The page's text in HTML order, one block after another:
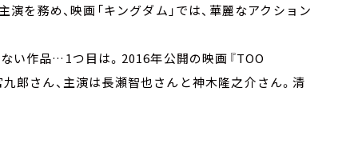
を務め、映画「キングダム」では、華麗なアクション
い作品…1つ目は。2016年公開の映画『TOO
郎さん、主演は長瀬智也さんと神木隆之介さん。清